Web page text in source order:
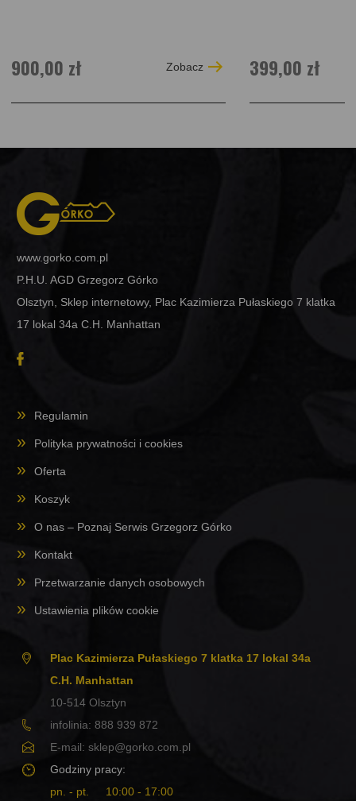
900,00 zł Zobacz 399,00 zł
www.gorko.com.pl
P.H.U. AGD Grzegorz Górko
Olsztyn, Sklep internetowy, Plac Kazimierza Pułaskiego 7 klatka
17 lokal 34a C.H. Manhattan
Regulamin
Polityka prywatności i cookies
Oferta
Koszyk
O nas – Poznaj Serwis Grzegorz Górko
Kontakt
Przetwarzanie danych osobowych
Ustawienia plików cookie
Plac Kazimierza Pułaskiego 7 klatka 17 lokal 34a
C.H. Manhattan
10-514 Olsztyn
infolinia: 888 939 872
E-mail: sklep@gorko.com.pl
Godziny pracy:
pn. - pt.
10:00 - 17:00